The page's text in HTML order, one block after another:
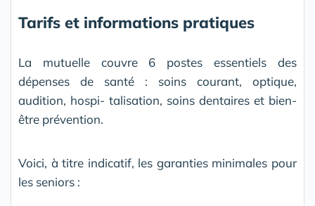
Tarifs et informations pratiques
La mutuelle couvre 6 postes essentiels des
dépenses de santé : soins courant, optique,
audition, hospi- talisation, soins dentaires et bien-
être prévention.
Voici, à titre indicatif, les garanties minimales pour
les seniors :